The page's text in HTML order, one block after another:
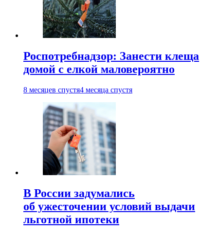
Роспотребнадзор: Занести клеща
домой с елкой маловероятно
8 месяцев спустя4 месяца спустя
В России задумались
об ужесточении условий выдачи
льготной ипотеки